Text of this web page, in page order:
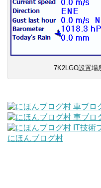
7K2LGO設置
にほんブログ村